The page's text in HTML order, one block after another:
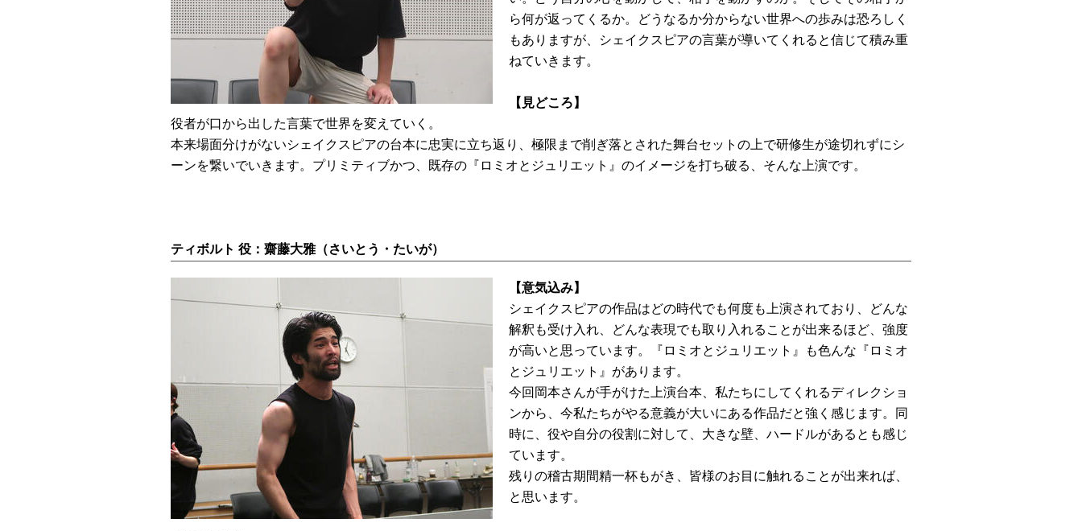
ら何が返ってくるか。どうなるか分からない世界への歩みは恐ろしく
もありますが、シェイクスピアの言葉が導いてくれると信じて積み重
ねていきます。
【見どころ】
役者が口から出した言葉で世界を変えていく。
本来場面分けがないシェイクスピアの台本に忠実に立ち返り、極限まで削ぎ落とされた舞台セットの上で研修生が途切れずにシ
ーンを繋いでいきます。プリミティブかつ、既存の『ロミオとジュリエット』のイメージを打ち破る、そんな上演です。
ティボルト 役：齋藤大雅（さいとう・たいが）
【意気込み】
シェイクスピアの作品はどの時代でも何度も上演されており、どんな
解釈も受け入れ、どんな表現でも取り入れることが出来るほど、強度
が高いと思っています。『ロミオとジュリエット』も色んな『ロミオ
とジュリエット』があります。
今回岡本さんが手がけた上演台本、私たちにしてくれるディレクショ
ンから、今私たちがやる意義が大いにある作品だと強く感じます。同
時に、役や自分の役割に対して、大きな壁、ハードルがあるとも感じ
ています。
残りの稽古期間精一杯もがき、皆様のお目に触れることが出来れば、
と思います。